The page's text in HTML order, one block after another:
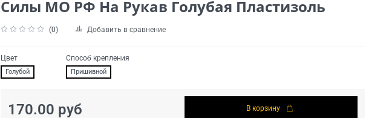
Силы МО РФ На Рукав Голубая Пластизоль
(0) Добавить в сравнение
Цвет
Голубой
Способ крепления
Пришивной
170.00 руб В корзину